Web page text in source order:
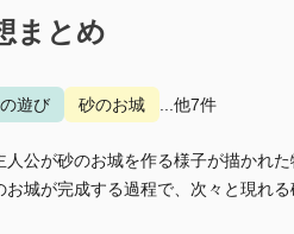
まとめ
遊び 砂のお城 ...他7件
公が砂のお城を作る様子が描かれ
お城が完成する過程で、次々と現れ